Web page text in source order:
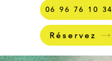
06 96 76 10 34
Réservez